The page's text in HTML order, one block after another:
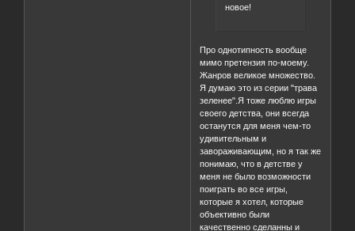
новое!
Про однотипность вообще
мимо претензия по-моему.
Жанров великое множество.
Я думаю это из серии "трава
зеленее".Я тоже люблю игры
своего детства, они всегда
останутся для меня чем-то
удивительным и
завораживающим, но я так же
понимаю, что в детстве у
меня не было возможности
поиграть во все игры,
которые я хотел, которые
объективно были
качественно сделанны и